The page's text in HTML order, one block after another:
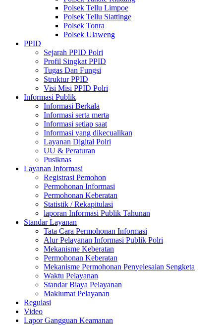
Polsek Tellu Limpoe
Polsek Tellu Siattinge
Polsek Tonra
Polsek Ulaweng
PPID
Sejarah PPID Polri
Profil Singkat PPID
Tugas Dan Fungsi
Struktur PPID
Visi Misi PPID Polri
Informasi Publik
Informasi Berkala
Informasi serta merta
Informasi setiap saat
Informasi yang dikecualikan
Layanan Digital Polri
UU & Peraturan
Pusiknas
Layanan Informasi
Registrasi Pemohon
Permohonan Informasi
Permohonan Keberatan
Statistik / Rekapitulasi
laporan Informasi Publik Tahunan
Standar Layanan
Tata Cara Permohonan Informasi
Alur Pelayanan Informasi Publik Polri
Mekanisme Keberatan
Permohonan Keberatan
Mekanisme Permohonan Penyelesaian Sengketa
Waktu Pelayanan
Standar Biaya Pelayanan
Maklumat Pelayanan
Regulasi
Video
Lapor Gangguan Keamanan